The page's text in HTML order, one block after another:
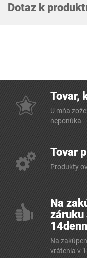
Dotaz k
Tovar,
U mňa
neponúka
Tovar
Produkty
Na
záruku
Na
vrátenia v